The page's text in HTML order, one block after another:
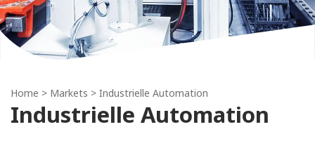
Home > Markets > Industrielle Automation
Industrielle Automation